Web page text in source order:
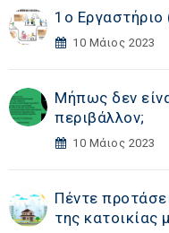
1ο
10 Μάιος 2023
Μήπως δεν
περιβάλλον;
10 Μάιος 2023
Πέντε
της κατοικίας